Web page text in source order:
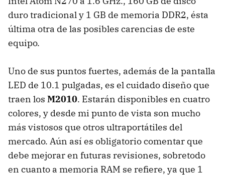
duro tradicional y 1 GB de memoria DDR2, ésta
última otra de las posibles carencias de este
equipo.
Uno de sus puntos fuertes, además de la pantalla
LED de 10.1 pulgadas, es el cuidado diseño que
traen los M2010. Estarán disponibles en cuatro
colores, y desde mi punto de vista son mucho
más vistosos que otros ultraportátiles del
mercado. Aún así es obligatorio comentar que
debe mejorar en futuras revisiones, sobretodo
en cuanto a memoria RAM se refiere, ya que 1